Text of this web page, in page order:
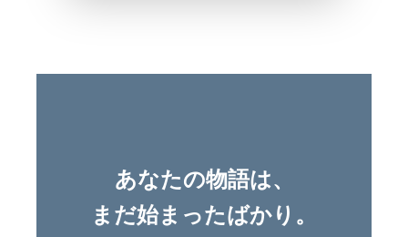
あなたの物語は、
まだ始まったばかり。